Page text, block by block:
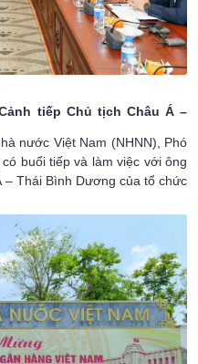
tiếp Chủ tịch Châu Á –
nước Việt Nam (NHNN), Phó
buổi tiếp và làm việc với ông
– Thái Bình Dương của tổ chức